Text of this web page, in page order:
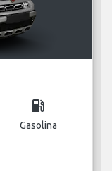
local_gas_station
Gasolina